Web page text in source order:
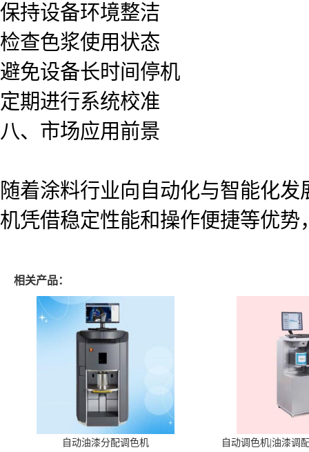
保持设备环境整洁
检查色浆使用状态
避免设备长时间停机
定期进行系统校准
八、市场应用前景
随着涂料行业向自动化与智能化
机凭借稳定性能和操作便捷等优
相关产品：
自动油漆分配调色机 自动调色机|油漆调